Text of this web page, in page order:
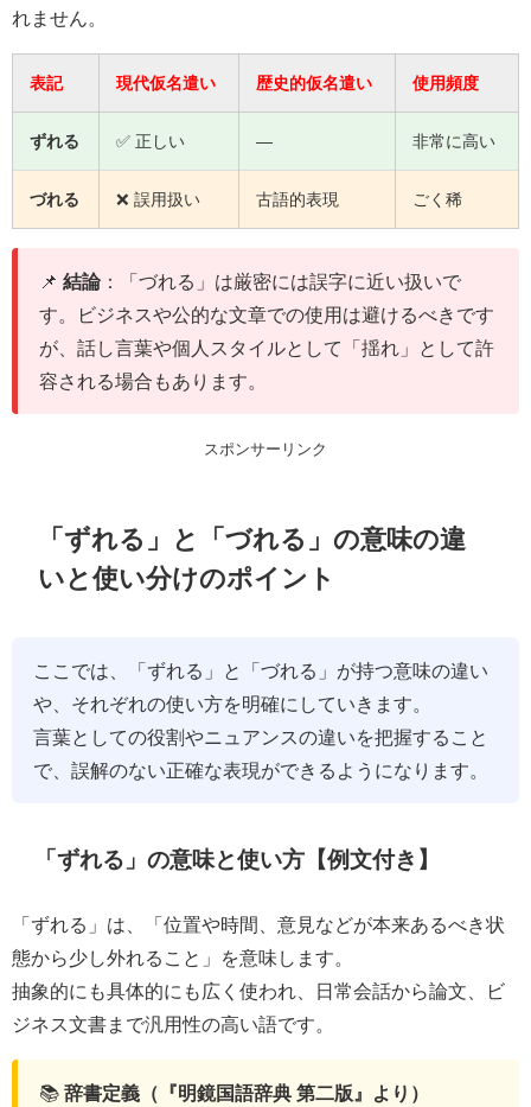
れません。
表記 現代仮名遣い 歴史的仮名遣い 使用頻度
ずれる ✅ 正しい — 非常に高い
づれる ❌ 誤用扱い 古語的表現 ごく稀
📌 結論：「づれる」は厳密には誤字に近い扱いで
す。ビジネスや公的な文章での使用は避けるべきです
が、話し言葉や個人スタイルとして「揺れ」として許
容される場合もあります。
スポンサーリンク
「ずれる」と「づれる」の意味の違
いと使い分けのポイント
ここでは、「ずれる」と「づれる」が持つ意味の違い
や、それぞれの使い方を明確にしていきます。
言葉としての役割やニュアンスの違いを把握すること
で、誤解のない正確な表現ができるようになります。
「ずれる」の意味と使い方【例文付き】
「ずれる」は、「位置や時間、意見などが本来あるべき状
態から少し外れること」を意味します。
抽象的にも具体的にも広く使われ、日常会話から論文、ビ
ジネス文書まで汎用性の高い語です。
📚 辞書定義（『明鏡国語辞典 第二版』より）